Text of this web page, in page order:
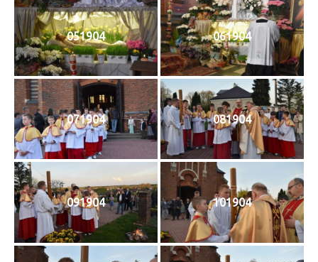
051904 061904
071904 081904
091904 101904